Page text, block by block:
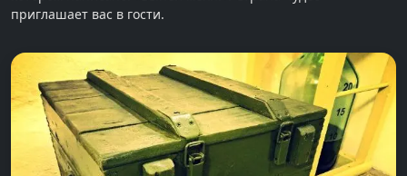
приглашает вас в гости.